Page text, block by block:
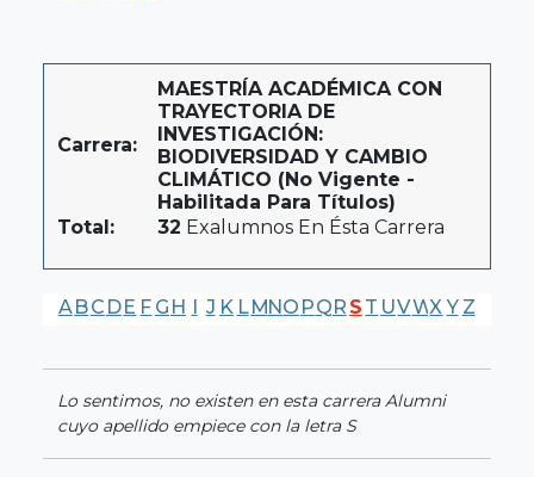
Carrera:
MAESTRÍA ACADÉMICA CON
TRAYECTORIA DE
INVESTIGACIÓN:
BIODIVERSIDAD Y CAMBIO
CLIMÁTICO (No Vigente -
Habilitada Para Títulos)
Total:
32 Exalumnos En Ésta Carrera
A BC DE F G H I J K LMNO PQR S T UVWX Y Z
Lo sentimos, no existen en esta carrera Alumni
cuyo apellido empiece con la letra S